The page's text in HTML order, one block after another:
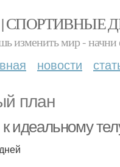
| СПОРТИВНЫЕ
изменить мир - начни
новости
план
идеальному